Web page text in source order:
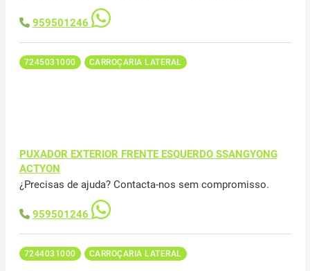
959501246
7245031000 CARROÇARIA LATERAL
PUXADOR EXTERIOR FRENTE ESQUERDO SSANGYONG
ACTYON
¿Precisas de ajuda? Contacta-nos sem compromisso.
959501246
7244031000 CARROÇARIA LATERAL